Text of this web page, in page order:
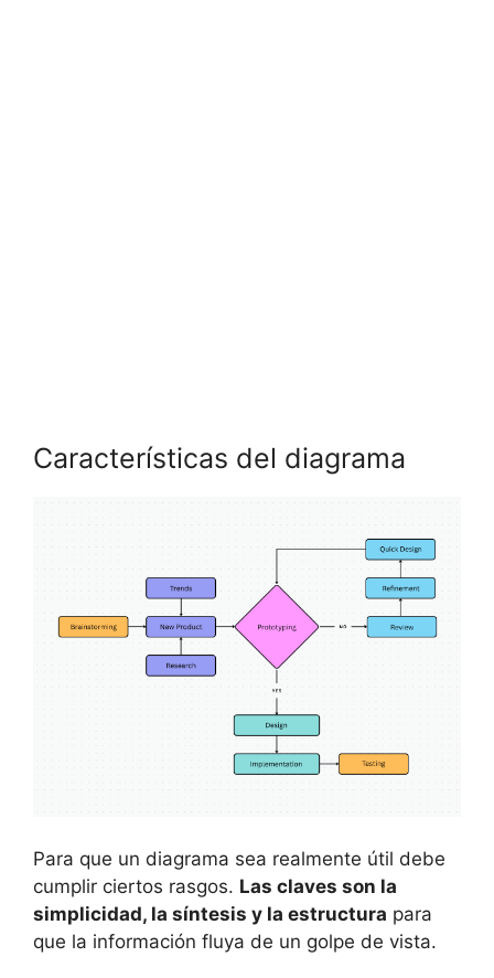
Características del diagrama
Para que un diagrama sea realmente útil debe
cumplir ciertos rasgos. Las claves son la
simplicidad, la síntesis y la estructura para
que la información fluya de un golpe de vista.